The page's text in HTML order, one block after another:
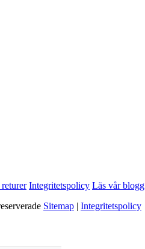
Integritetspolicy Läs vår blogg
Sitemap | Integritetspolicy